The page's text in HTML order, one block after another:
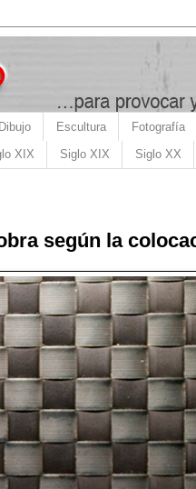
Dibujo Escultura Fotografía
XIX Siglo XIX Siglo XX
según la